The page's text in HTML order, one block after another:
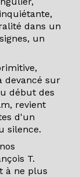
dans un
un
devancé sur
début des
revient
d'un
silence.
T.
à ne plus